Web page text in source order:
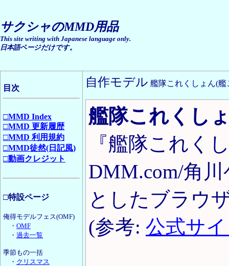
サクシャのMMD用品
This site writing with Japanese language only.
日本語ページだけです。
目次
□MMD Index
□MMD 更新履歴
□MMD 利用規約
□MMD徒然(日記風)
□動画クレジット
□特設ページ
俺得モデルフェス(OMF)
・ OMF
・ 過去一覧
季節もの一括
・ クリスマス
自作モデル 艦隊これくしょん(艦
艦隊これくし
『艦隊これく
DMM.com/角
としたブラウ
(参考: 公式サ